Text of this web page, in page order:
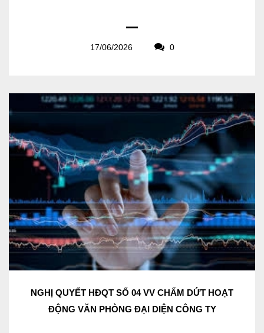
17/06/2026 0
NGHỊ QUYẾT HĐQT SỐ 04 VV CHẤM DỨT HOẠT
ĐỘNG VĂN PHÒNG ĐẠI DIỆN CÔNG TY